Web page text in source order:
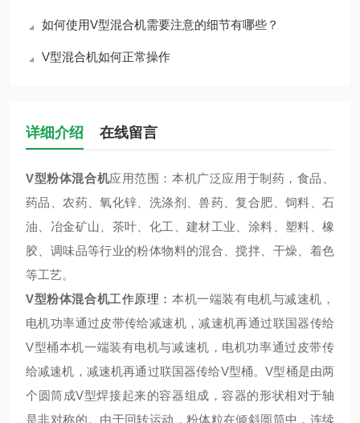
如何使用V型混合机需要注意的细节有哪些？
V型混合机如何正常操作
详细介绍 在线留言
V型粉体混合机应用范围：本机广泛应用于制药，食品、
药品、农药、氧化锌、洗涤剂、兽药、复合肥、饲料、石
油、冶金矿山、茶叶、化工、建材工业、涂料、塑料、橡
胶、调味品等行业的粉体物料的混合、搅拌、干燥、着色
等工艺。
V型粉体混合机工作原理：本机一端装有电机与减速机，
电机功率通过皮带传给减速机，减速机再通过联国器传给
V型桶本机一端装有电机与减速机，电机功率通过皮带传
给减速机，减速机再通过联国器传给V型桶。V型桶是由两
个圆筒成V型焊接起来的容器组成，容器的形状相对于轴
是非对称的。由于回转运动，粉体粒在倾斜圆筒中，连续